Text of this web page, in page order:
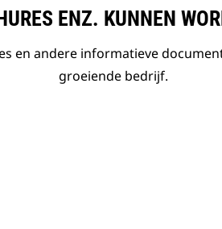
ENZ. KUNNEN
en andere informatieve
groeiende bedrijf.